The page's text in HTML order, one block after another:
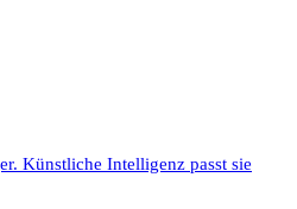
Künstliche Intelligenz passt sie